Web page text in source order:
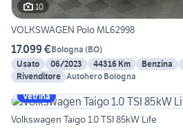
10
VOLKSWAGEN Polo ML62998
17.099 €Bologna (BO)
Usato
06/2023 44316 Km Benzina
Rivenditore Autohero Bologna
Vetrina
Volkswagen Taigo 1.0 TSI 85kW Life